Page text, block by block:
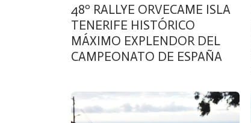
48º RALLYE ORVECAME ISLA
TENERIFE HISTÓRICO
MÁXIMO EXPLENDOR DEL
CAMPEONATO DE ESPAÑA